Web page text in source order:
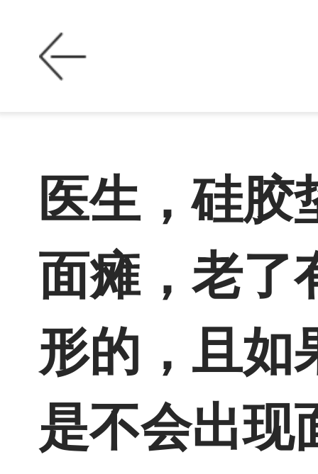
医生，硅胶
面瘫，老了
形的，且如
是不会出现